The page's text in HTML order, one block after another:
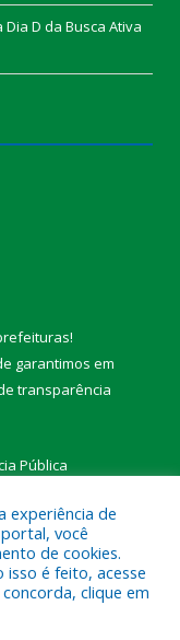
D da Busca Ativa
!
garantimos em
transparência
Pública
Municipal de
experiência de
você
de cookies.
é feito, acesse
concorda, clique em